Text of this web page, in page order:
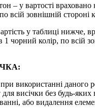
– у вартості враховано
всій зовнішній стороні
у таблиці нижче,
чорний колір, по всій
використанні даного
висічки без будь-яких
або видалення